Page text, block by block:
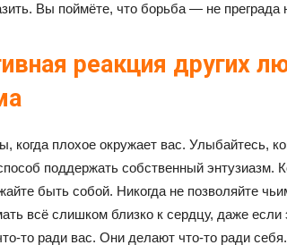
Вы поймёте, что борьба — не преграда
реакция других
когда плохое окружает вас. Улыбайтесь,
поддержать собственный энтузиазм.
быть собой. Никогда не позволяйте
всё слишком близко к сердцу, даже
то ради вас. Они делают что-то ради себя.